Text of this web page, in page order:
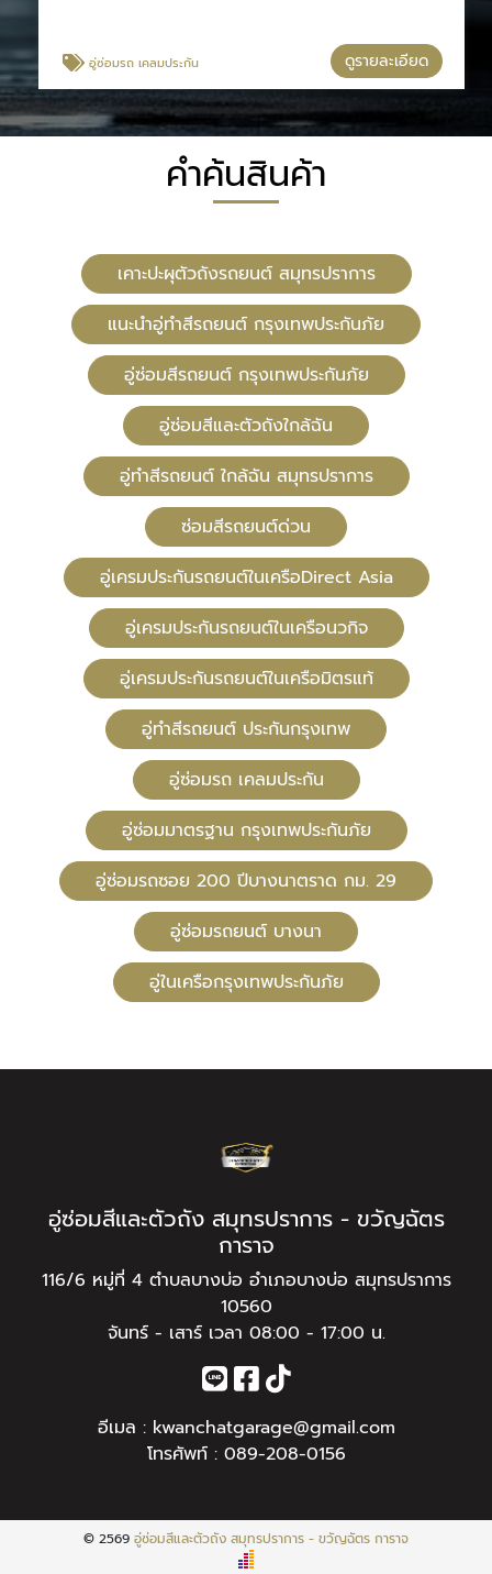
อู่ซ่อมรถ เคลมประกัน ดูรายละเอียด
คำค้นสินค้า
เคาะปะผุตัวถังรถยนต์ สมุทรปราการ
แนะนำอู่ทำสีรถยนต์ กรุงเทพประกันภัย
อู่ซ่อมสีรถยนต์ กรุงเทพประกันภัย
อู่ซ่อมสีและตัวถังใกล้ฉัน
อู่ทําสีรถยนต์ ใกล้ฉัน สมุทรปราการ
ซ่อมสีรถยนต์ด่วน
อู่เครมประกันรถยนต์ในเครือDirect Asia
อู่เครมประกันรถยนต์ในเครือนวกิจ
อู่เครมประกันรถยนต์ในเครือมิตรแท้
อู่ทําสีรถยนต์ ประกันกรุงเทพ
อู่ซ่อมรถ เคลมประกัน
อู่ซ่อมมาตรฐาน กรุงเทพประกันภัย
อู่ซ่อมรถซอย 200 ปีบางนาตราด กม. 29
อู่ซ่อมรถยนต์ บางนา
อู่ในเครือกรุงเทพประกันภัย
อู่ซ่อมสีและตัวถัง สมุทรปราการ - ขวัญฉัตร
การาจ
116/6 หมู่ที่ 4 ตำบลบางบ่อ อำเภอบางบ่อ สมุทรปราการ
10560
จันทร์ - เสาร์ เวลา 08:00 - 17:00 น.
อีเมล : kwanchatgarage@gmail.com
โทรศัพท์ : 089-208-0156
© 2569 อู่ซ่อมสีและตัวถัง สมุทรปราการ - ขวัญฉัตร การาจ